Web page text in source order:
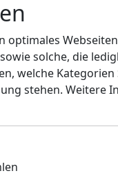
optimales
solche, die
welche
stehen. Weitere